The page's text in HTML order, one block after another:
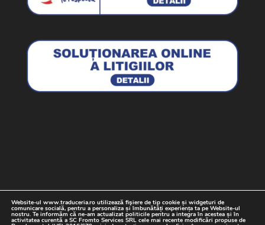
Termeni si Conditii
Politica cookie
Date cu caracter personal
Contact
Website-ul www.traduceria.ro utilizează fişiere de tip cookie și widgeturi de
comunicare socială, pentru a personaliza și îmbunătăți experiența ta pe Website-ul
nostru. Te informăm că ne-am actualizat politicile pentru a integra în acestea și în
activitatea curentă a SC Fromto Services SRL cele mai recente modificări propuse de